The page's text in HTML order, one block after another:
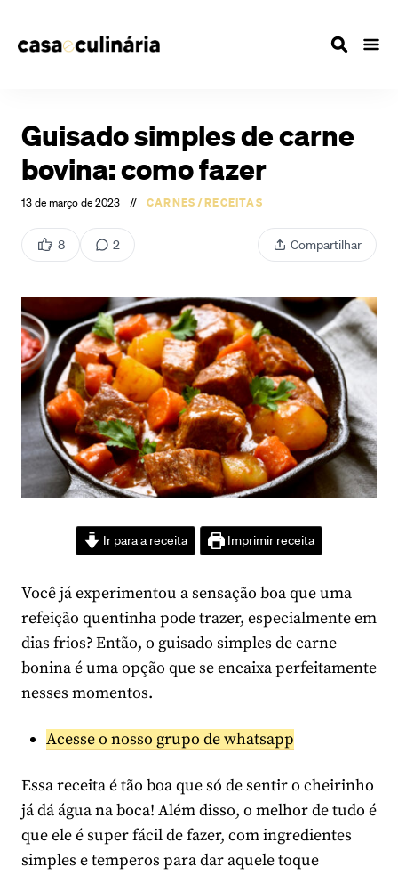
Guisado simples de carne
bovina: como fazer
13 de março de 2023 // CARNES/RECEITAS
8 2 Compartilhar
Ir para a receita Imprimir receita
Você já experimentou a sensação boa que uma
refeição quentinha pode trazer, especialmente em
dias frios? Então, o guisado simples de carne
bonina é uma opção que se encaixa perfeitamente
nesses momentos.
Acesse o nosso grupo de whatsapp
Essa receita é tão boa que só de sentir o cheirinho
já dá água na boca! Além disso, o melhor de tudo é
que ele é super fácil de fazer, com ingredientes
simples e temperos para dar aquele toque